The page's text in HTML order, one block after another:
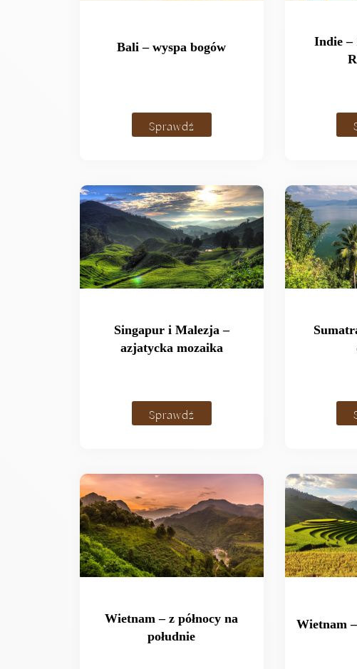
Bali – wyspa bogów
Sprawdź
Indie –
Singapur i Malezja –
azjatycka mozaika
Sprawdź
Wietnam – z północy na
południe
Wietnam